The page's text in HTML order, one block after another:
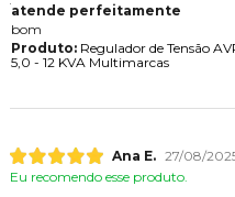
atende perfeitamente
bom
Produto:Regulador de Tensão
5,0 - 12 KVA Multimarcas
Ana E. 27/08/
Eu recomendo esse produto.